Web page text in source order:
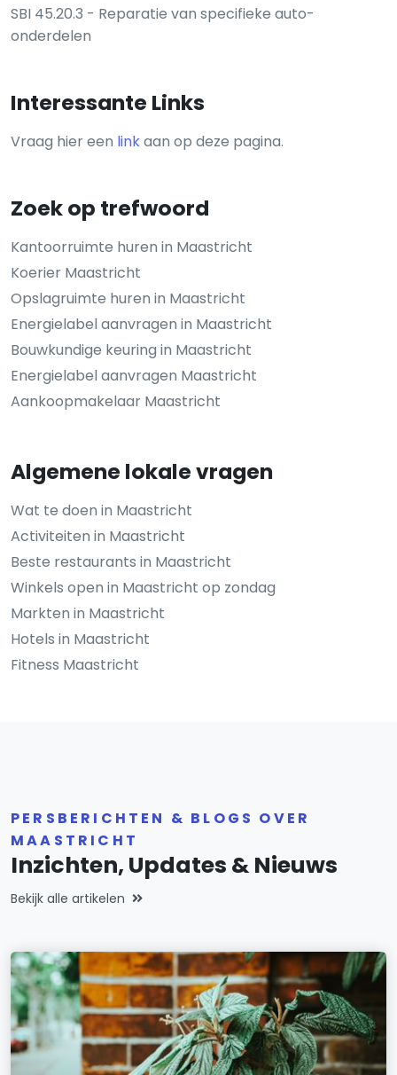
SBI 45.20.3 - Reparatie van specifieke auto-
onderdelen
Interessante Links
Vraag hier een linkaan op deze pagina.
Zoek op trefwoord
Kantoorruimte huren in Maastricht
Koerier Maastricht
Opslagruimte huren in Maastricht
Energielabel aanvragen in Maastricht
Bouwkundige keuring in Maastricht
Energielabel aanvragen Maastricht
Aankoopmakelaar Maastricht
Algemene lokale vragen
Wat te doen in Maastricht
Activiteiten in Maastricht
Beste restaurants in Maastricht
Winkels open in Maastricht op zondag
Markten in Maastricht
Hotels in Maastricht
Fitness Maastricht
PERSBERICHTEN & BLOGS OVER
MAASTRICHT
Inzichten, Updates & Nieuws
Bekijk alle artikelen